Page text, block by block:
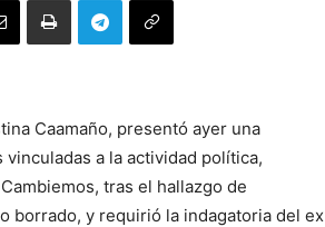
Caamaño, presentó ayer una
a la actividad política,
tras el hallazgo de
borrado, y requirió la indagatoria del ex